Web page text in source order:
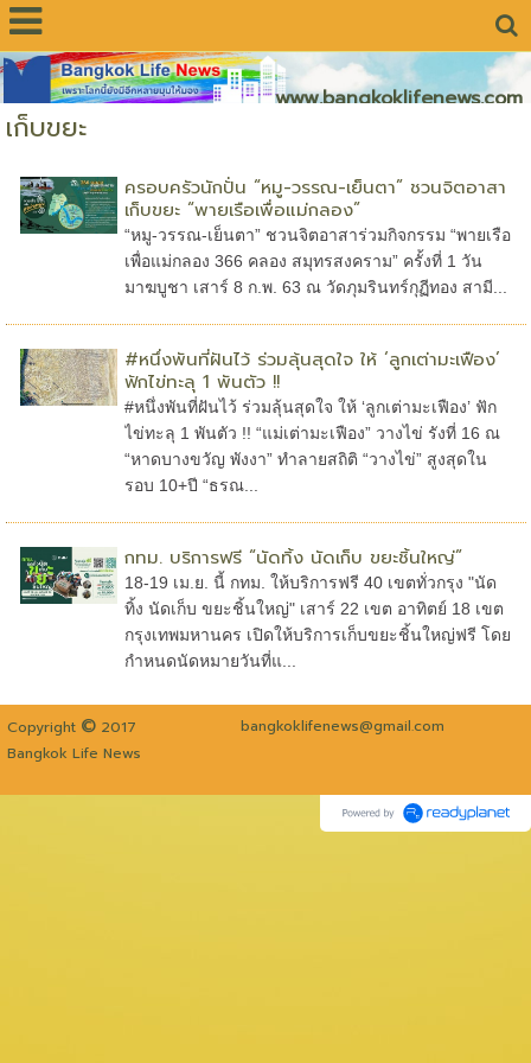
www.bangkoklifenews.com
เก็บขยะ
ครอบครัวนักปั่น “หมู-วรรณ-เย็นตา” ชวนจิตอาสา
เก็บขยะ “พายเรือเพื่อแม่กลอง”
“หมู-วรรณ-เย็นตา” ชวนจิตอาสาร่วมกิจกรรม “พายเรือ
เพื่อแม่กลอง 366 คลอง สมุทรสงคราม” ครั้งที่ 1 วัน
มาฆบูชา เสาร์ 8 ก.พ. 63 ณ วัดภุมรินทร์กุฏีทอง สามี...
#หนึ่งพันที่ฝันไว้ ร่วมลุ้นสุดใจ ให้ ‘ลูกเต่ามะเฟือง’
ฟักไข่ทะลุ 1 พันตัว !!
#หนึ่งพันที่ฝันไว้ ร่วมลุ้นสุดใจ ให้ ‘ลูกเต่ามะเฟือง’ ฟัก
ไข่ทะลุ 1 พันตัว !! “แม่เต่ามะเฟือง” วางไข่ รังที่ 16 ณ
“หาดบางขวัญ พังงา” ทำลายสถิติ “วางไข่” สูงสุดใน
รอบ 10+ปี “ธรณ...
กทม. บริการฟรี “นัดทิ้ง นัดเก็บ ขยะชิ้นใหญ่”
18-19 เม.ย. นี้ กทม. ให้บริการฟรี 40 เขตทั่วกรุง "นัด
ทิ้ง นัดเก็บ ขยะชิ้นใหญ่" เสาร์ 22 เขต อาทิตย์ 18 เขต
กรุงเทพมหานคร เปิดให้บริการเก็บขยะชิ้นใหญ่ฟรี โดย
กำหนดนัดหมายวันที่แ...
Copyright © 2017
bangkoklifenews@gmail.com
Bangkok Life News